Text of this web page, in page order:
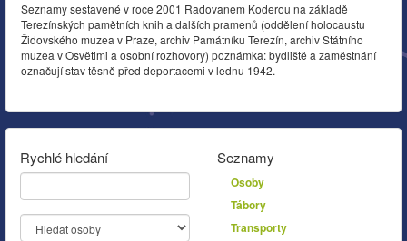
Seznamy sestavené v roce 2001 Radovanem Koderou na základě
Terezínských pamětních knih a dalších pramenů (oddělení holocaustu
Židovského muzea v Praze, archiv Památníku Terezín, archiv Státního
muzea v Osvětimi a osobní rozhovory) poznámka: bydliště a zaměstnání
označují stav těsně před deportacemi v lednu 1942.
Rychlé hledání Seznamy
Osoby
Tábory
Transporty